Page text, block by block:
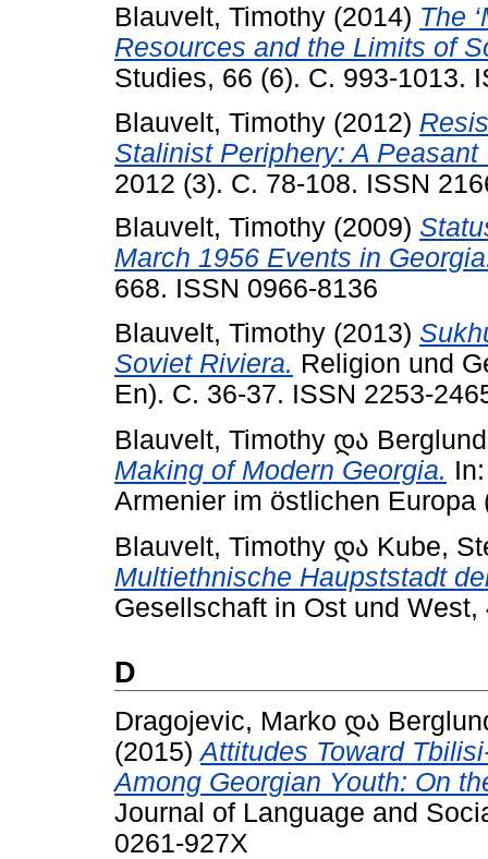
Blauvelt, Timothy (2014) The
Resources and the Limits of
Studies, 66 (6). С. 993-1013.
Blauvelt, Timothy (2012)
Stalinist Periphery: A
2012 (3). С. 78-108. ISSN
Blauvelt, Timothy (2009)
March 1956 Events in
668. ISSN 0966-8136
Blauvelt, Timothy (2013)
Soviet Riviera. Religion und
En). С. 36-37. ISSN 2253-
Blauvelt, Timothy და
Making of Modern Georgia.
Armenier im östlichen
Blauvelt, Timothy და Kube,
Multiethnische Haupststadt
Gesellschaft in Ost und
D
Dragojevic, Marko და
(2015)Attitudes Toward
Among Georgian Youth: On
Journal of Language and
0261-927X